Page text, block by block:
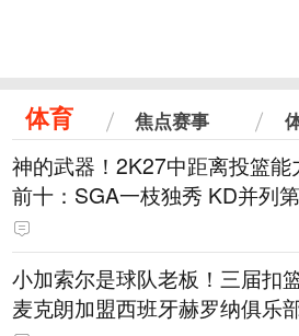
体育 焦点赛事
神的武器！2K27中距离投篮能
前十：SGA一枝独秀 KD并列
小加索尔是球队老板！三届扣
麦克朗加盟西班牙赫罗纳俱乐